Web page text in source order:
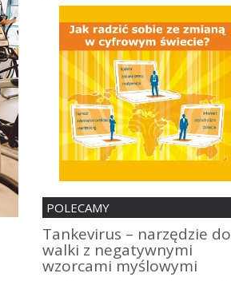
POLECAMY
Tankevirus – narzędzie do
walki z negatywnymi
wzorcami myślowymi